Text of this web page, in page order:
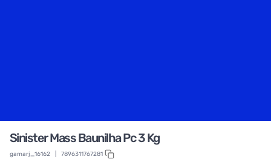
Sinister Mass Baunilha Pc 3 Kg
gamarj_16162 7896311767281